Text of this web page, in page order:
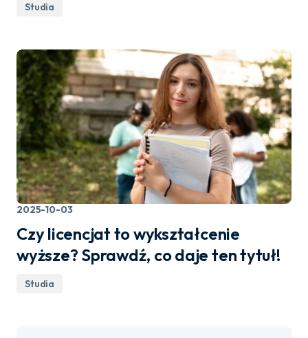
Studia
2025-10-03
Czy licencjat to wykształcenie
wyższe? Sprawdź, co daje ten tytuł!
Studia